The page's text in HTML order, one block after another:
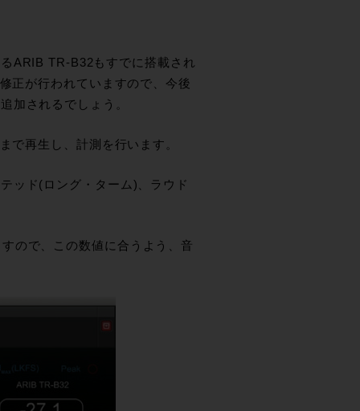
ARIB TR-B32もすでに搭載され
正が行われていますので、今後
加されるでしょう。
再生し、計測を行います。
ッド(ロング・ターム)、ラウド
ので、この数値に合うよう、音